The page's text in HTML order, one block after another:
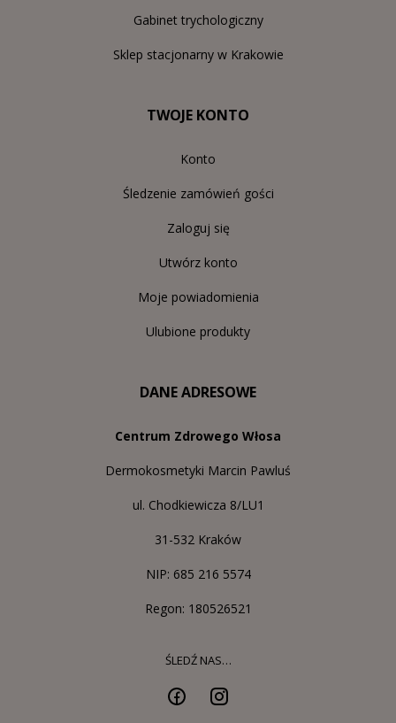
Gabinet trychologiczny
Sklep stacjonarny w Krakowie
TWOJE KONTO
Konto
Śledzenie zamówień gości
Zaloguj się
Utwórz konto
Moje powiadomienia
Ulubione produkty
DANE ADRESOWE
Centrum Zdrowego Włosa
Dermokosmetyki Marcin Pawluś
ul. Chodkiewicza 8/LU1
31-532 Kraków
NIP: 685 216 5574
Regon: 180526521
ŚLEDŹ NAS…